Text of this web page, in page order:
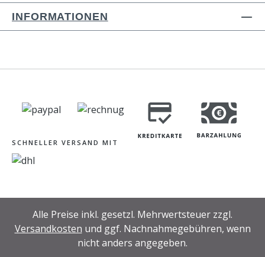
INFORMATIONEN
SCHNELLER VERSAND MIT
Alle Preise inkl. gesetzl. Mehrwertsteuer zzgl.
Versandkosten und ggf. Nachnahmegebühren, wenn
nicht anders angegeben.